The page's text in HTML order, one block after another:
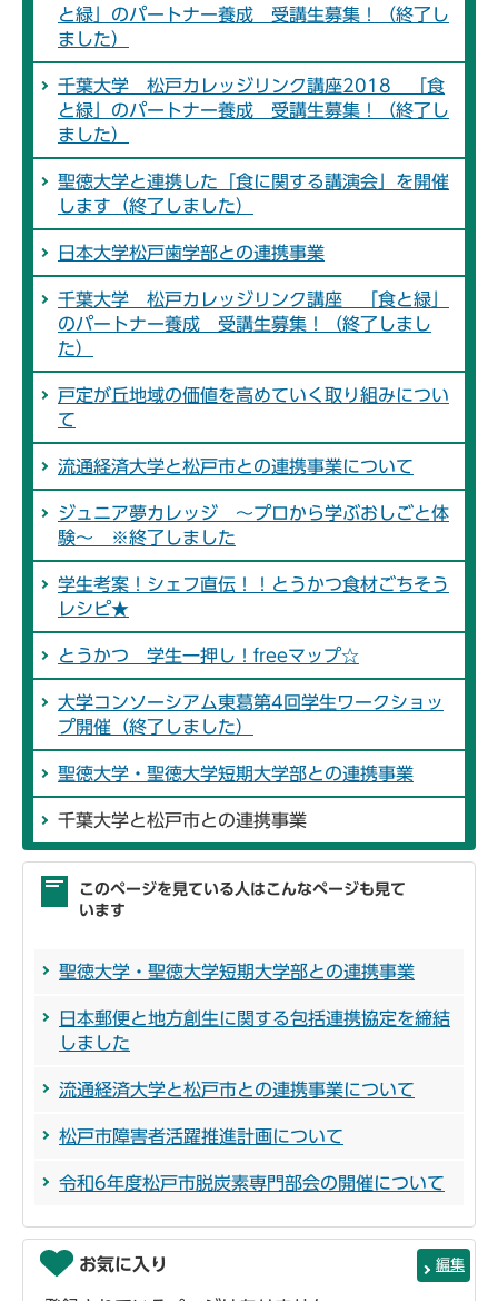
と緑」のパートナー養成 受講生募集！（終了し
ました）
千葉大学 松戸カレッジリンク講座2018 「食
と緑」のパートナー養成 受講生募集！（終了し
ました）
聖徳大学と連携した「食に関する講演会」を開催
します（終了しました）
日本大学松戸歯学部との連携事業
千葉大学 松戸カレッジリンク講座 「食と緑」
のパートナー養成 受講生募集！（終了しまし
た）
戸定が丘地域の価値を高めていく取り組みについ
て
流通経済大学と松戸市との連携事業について
ジュニア夢カレッジ ～プロから学ぶおしごと体
験～ ※終了しました
学生考案！シェフ直伝！！とうかつ食材ごちそう
レシピ★
とうかつ 学生一押し！freeマップ☆
大学コンソーシアム東葛第4回学生ワークショッ
プ開催（終了しました）
聖徳大学・聖徳大学短期大学部との連携事業
千葉大学と松戸市との連携事業
このページを見ている人はこんなページも見て
います
聖徳大学・聖徳大学短期大学部との連携事業
日本郵便と地方創生に関する包括連携協定を締結
しました
流通経済大学と松戸市との連携事業について
松戸市障害者活躍推進計画について
令和6年度松戸市脱炭素専門部会の開催について
お気に入り 編集